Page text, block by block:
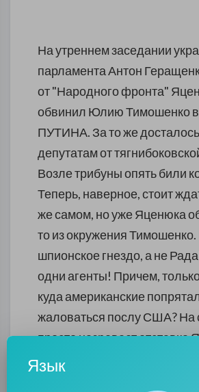
На утреннем заседании
парламента Антон
от "Народного фронта"
обвинил Юлию Тимошенко в
ПУТИНА. За то же досталось
депутатам от
Возле трибуны опять били
Теперь, наверное, стоит
же самом, но уже Яценюка
то из окружения
шпионское гнездо, а не
одни агенты! Причем,
куда американские
жаловаться послу США? На
просто назревает отставка
создание новой коалиции.
Язык